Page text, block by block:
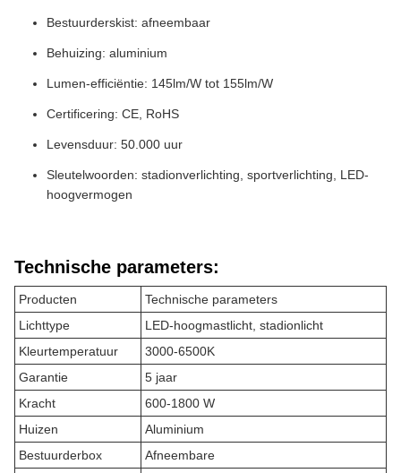
Bestuurderskist: afneembaar
Behuizing: aluminium
Lumen-efficiëntie: 145lm/W tot 155lm/W
Certificering: CE, RoHS
Levensduur: 50.000 uur
Sleutelwoorden: stadionverlichting, sportverlichting, LED-
hoogvermogen
Technische parameters:
Producten
Technische parameters
Lichttype
LED-hoogmastlicht, stadionlicht
Kleurtemperatuur
3000-6500K
Garantie
5 jaar
Kracht
600-1800 W
Huizen
Aluminium
Bestuurderbox
Afneembare